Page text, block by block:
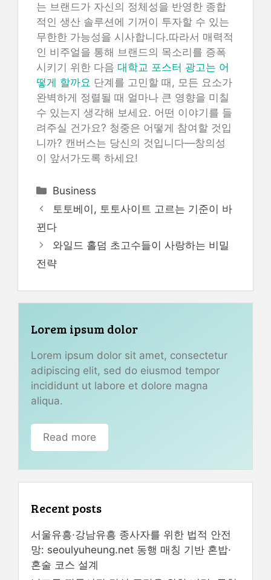
는 브랜드가 자신의 정체성을 반영한 종합
적인 생산 솔루션에 기꺼이 투자할 수 있는
무한한 가능성을 시사합니다.따라서 매력적
인 비주얼을 통해 브랜드의 목소리를 증폭
시키기 위한 다음 대학교 포스터 광고는 어
떻게 할까요 단계를 고민할 때, 모든 요소가
완벽하게 정렬될 때 얼마나 큰 영향을 미칠
수 있는지 생각해 보세요. 어떤 이야기를 들
려주실 건가요? 청중은 어떻게 참여할 것입
니까? 캔버스는 당신의 것입니다—창의성
이 앞서가도록 하세요!
Categories
Business
토토베이, 토토사이트 고르는 기준이 바
뀐다
와일드 홀덤 초고수들이 사랑하는 비밀
전략
Lorem ipsum dolor
Lorem ipsum dolor sit amet, consectetur
adipiscing elit, sed do eiusmod tempor
incididunt ut labore et dolore magna
aliqua.
Read more
Recent posts
서울유흥·강남유흥 종사자를 위한 법적 안전
망: seoulyuheung.net 동행 매칭 기반 혼밥·
혼술 코스 설계